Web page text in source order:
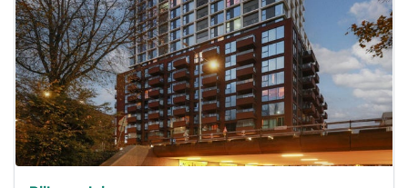
maken moet je
binnen 15
minuten
reageren.
Stekkies helpt
je hierbij!